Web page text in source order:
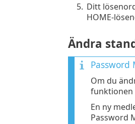
5. Ditt
HOME-
Ändra
Om du
funktionen
En ny
Password